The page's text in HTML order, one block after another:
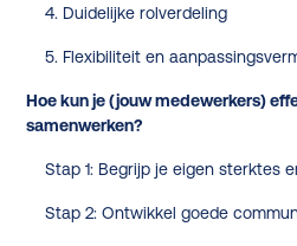
4. Duidelijke rolverdeling
5. Flexibiliteit en
Hoe kun je (jouw medewerkers)
samenwerken?
Stap 1: Begrijp je eigen sterktes
Stap 2: Ontwikkel goede